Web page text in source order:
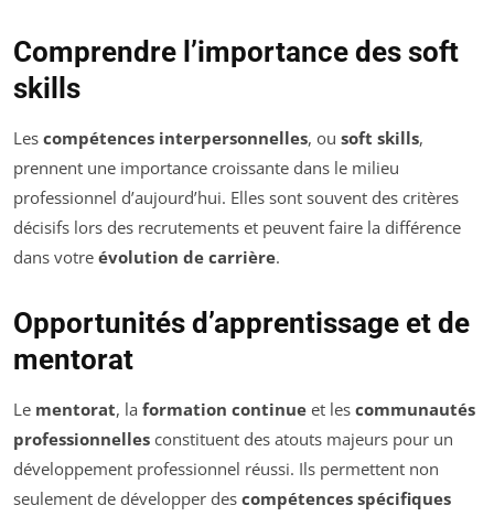
Comprendre l’importance des soft
skills
Les compétences interpersonnelles, ou soft skills,
prennent une importance croissante dans le milieu
professionnel d’aujourd’hui. Elles sont souvent des critères
décisifs lors des recrutements et peuvent faire la différence
dans votre évolution de carrière.
Opportunités d’apprentissage et de
mentorat
Le mentorat, la formation continue et les communautés
professionnelles constituent des atouts majeurs pour un
développement professionnel réussi. Ils permettent non
seulement de développer des compétences spécifiques